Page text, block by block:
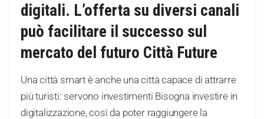
digitali. L’offerta su diversi canali
può facilitare il successo sul
mercato del futuro Città Future
Una città smart è anche una città capace di attrarre
più turisti: servono investimenti Bisogna investire in
digitalizzazione, così da poter raggiungere la